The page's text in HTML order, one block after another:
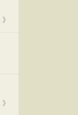
》
》